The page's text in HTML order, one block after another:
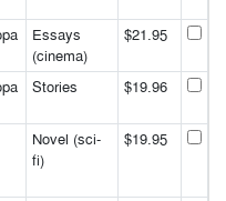
Essays
(cinema)
$21.95
Stories $19.96
Novel (sci-
fi)
$19.95